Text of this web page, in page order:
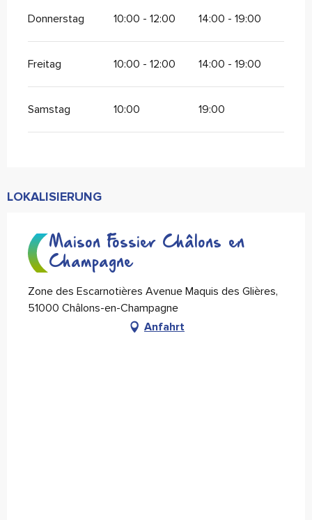
Donnerstag 10:00 - 12:00 14:00 - 19:00
Freitag 10:00 - 12:00 14:00 - 19:00
Samstag 10:00 19:00
LOKALISIERUNG
Maison Fossier Châlons en
Champagne
Zone des Escarnotières Avenue Maquis des Glières,
51000 Châlons-en-Champagne
Anfahrt